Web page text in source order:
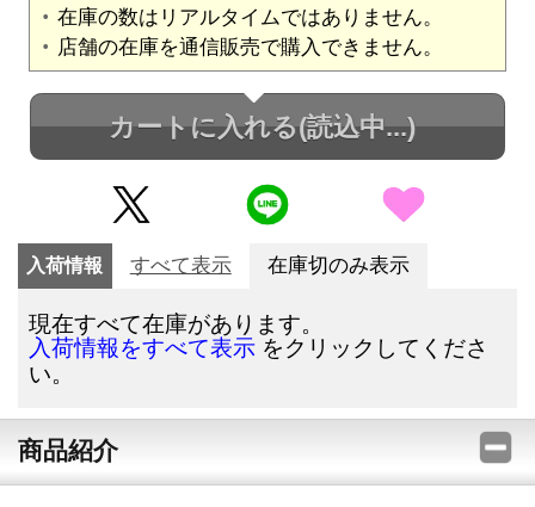
在庫の数はリアルタイムではありません。
店舗の在庫を通信販売で購入できません。
カートに入れる(読込中...)
入荷情報 すべて表示 在庫切のみ表示
現在すべて在庫があります。
入荷情報をすべて表示 をクリックしてくださ
い。
商品紹介